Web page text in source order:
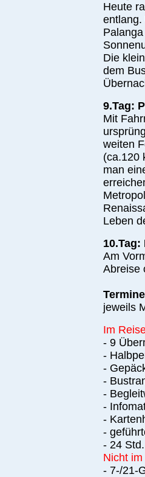
Heute
entlang.
Die
dem
9.Tag:
Mit
weiten
(ca.120
man
Leben
10.Tag:
Am
Abreise
Termine
jeweils
Im
- 9
-
-
-
-
-
-
-
- 24
Nicht
- 7-/21-